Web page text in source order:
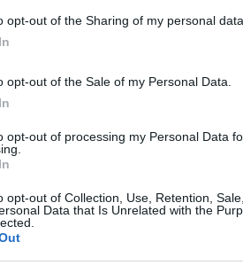
opt-out of the Sharing of my personal data.
opt-out of the Sale of my Personal Data.
opt-out of processing my Personal Data
opt-out of Collection, Use, Retention,
Data that Is Unrelated with the
ποσότητα του κρασιού
της Γαλλίας όπου δεν
βροχής για να
οι συγκομιδές όπως αυτή
συστηματικά την
στην αμπελοκαλλιέργεια
«Αυτή τη φορά είχαμε
της υπερθέρμανσης